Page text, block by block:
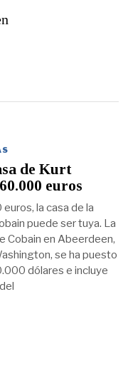
de Kurt
euros
la casa de la
puede ser tuya. La
Cobain en Abeerdeen,
se ha puesto
dólares e incluye